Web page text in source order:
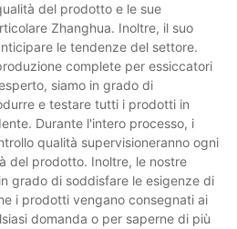
del prodotto e le sue
Zhanghua. Inoltre, il suo
le tendenze del settore.
complete per essiccatori
siamo in grado di
e testare tutti i prodotti in
Durante l'intero processo, i
qualità supervisioneranno ogni
del prodotto. Inoltre, le nostre
grado di soddisfare le esigenze di
i prodotti vengano consegnati ai
domanda o per saperne di più